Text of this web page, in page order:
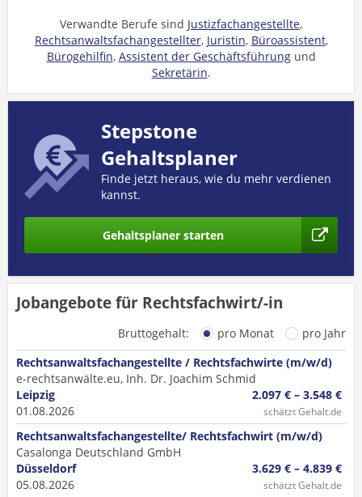
Verwandte Berufe sind Justizfachangestellte,
Rechtsanwaltsfachangestellter, Juristin, Büroassistent,
Bürogehilfin, Assistent der Geschäftsführungund
Sekretärin.
Stepstone
Gehaltsplaner
Finde jetzt heraus, wie du mehr verdienen
kannst.
Gehaltsplaner starten
Jobangebote für Rechtsfachwirt/-in
Bruttogehalt: pro Monat
pro Jahr
Rechtsanwaltsfachangestellte / Rechtsfachwirte (m/w/d)
e-rechtsanwälte.eu, Inh. Dr. Joachim Schmid
Leipzig
01.08.2026
2.097 € – 3.548 €
schätzt Gehalt.de
Rechtsanwaltsfachangestellte/ Rechtsfachwirt (m/w/d)
Casalonga Deutschland GmbH
Düsseldorf
05.08.2026
3.629 € – 4.839 €
schätzt Gehalt.de